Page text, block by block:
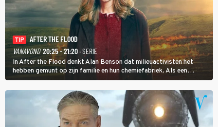
TIP
AFTER THE FLOOD
VANAVOND 20:25 - 21:20· SERIE
In After the Flood denkt Alan Benson dat milieuactivisten het
hebben gemunt op zijn familie en hun chemiefabriek. Als een
brandende boodschap in het veen de boel op scherp zet, besluit
Jo Marshall de jonge Finn Allen aan de tand te voelen.